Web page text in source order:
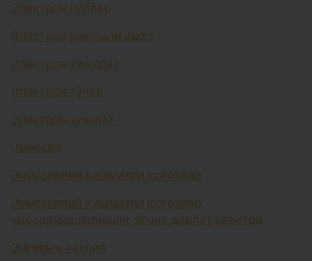
Электрон пуллар
Электрон рақамли имзо
Электрон тижорат
Электрон тўлов
Электрон ҳужжат
Эмиссия
Эмиссиявий қимматли қоғозлар
Эмиссиявий қимматли қоғозлар
чиқарилишларининг ягона давлат реестри
Эмпирик таҳлил